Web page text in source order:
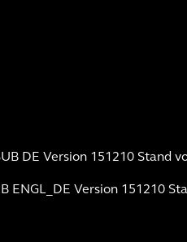
DE Version 151210 Stand
ENGL_DE Version 151210